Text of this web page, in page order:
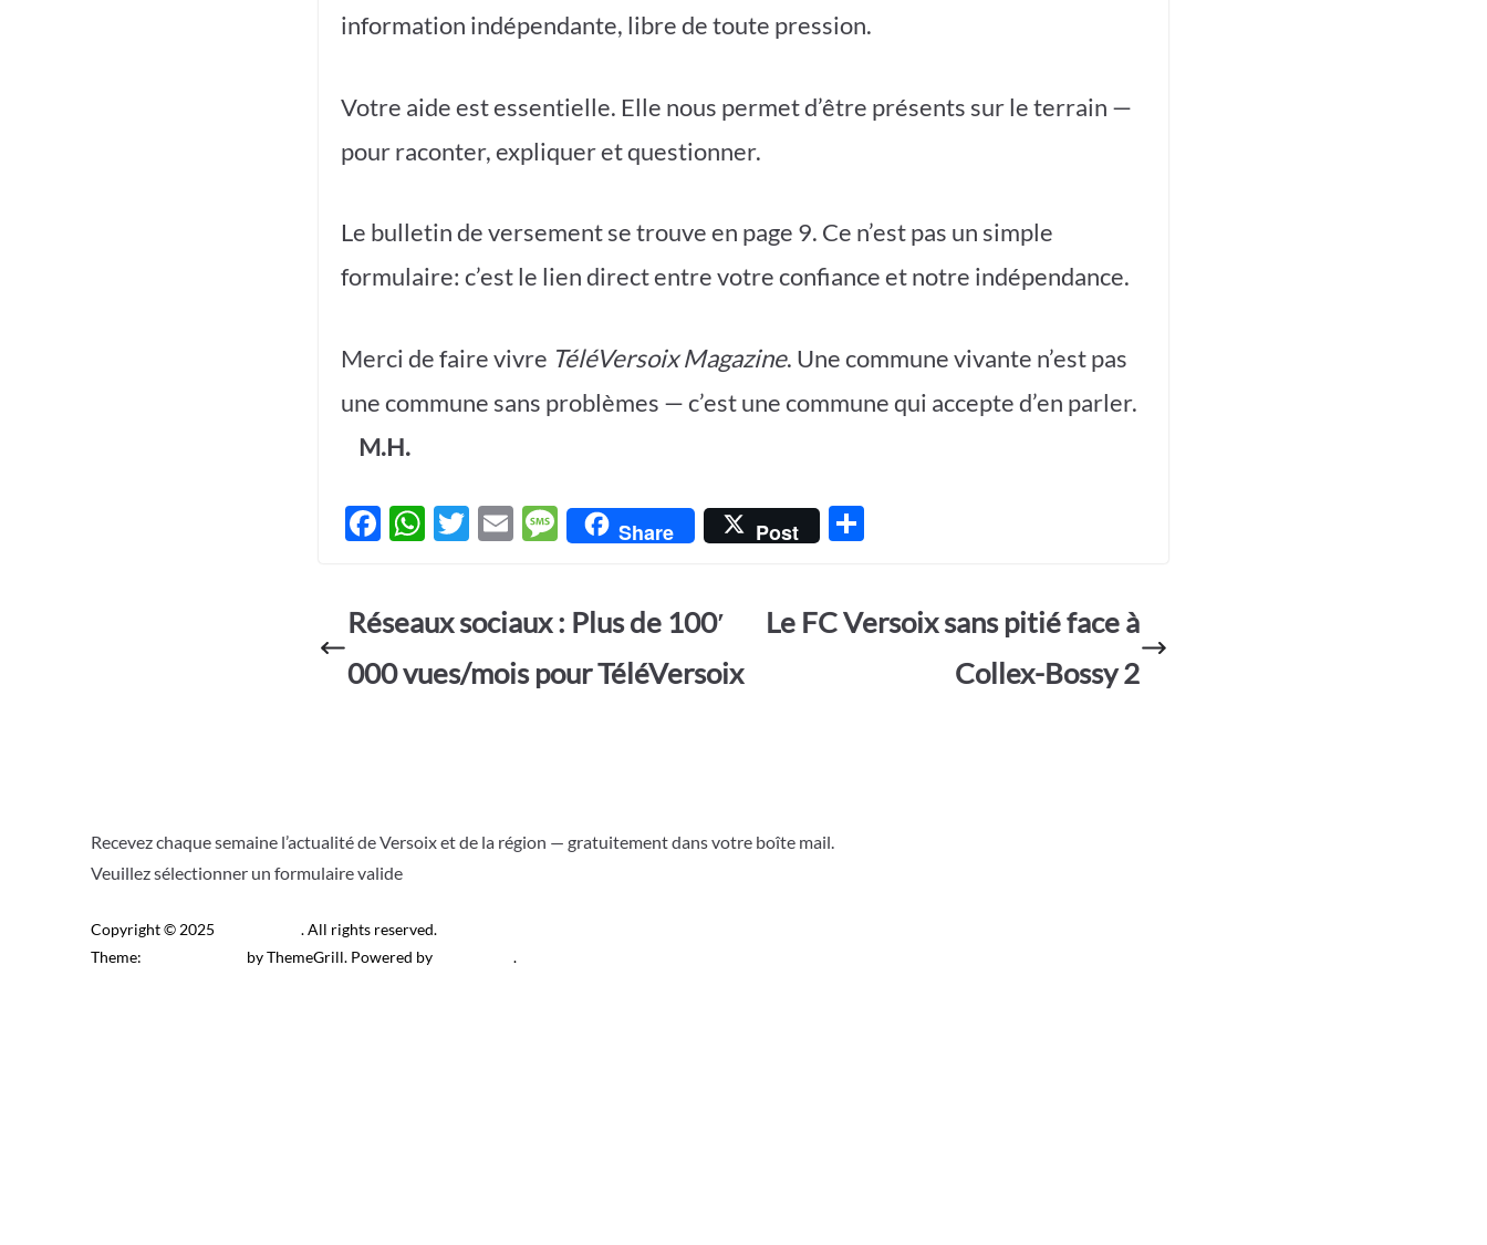
information indépendante, libre de toute pression.
Votre aide est essentielle. Elle nous permet d’être présents sur le terrain —
pour raconter, expliquer et questionner.
Le bulletin de versement se trouve en page 9. Ce n’est pas un simple
formulaire: c’est le lien direct entre votre confiance et notre indépendance.
Merci de faire vivre TéléVersoix Magazine. Une commune vivante n’est pas
une commune sans problèmes — c’est une commune qui accepte d’en parler.
M.H.
F
b
o
W
s
A
T
er
E
M
g
e
Share Post
g
Réseaux sociaux : Plus de 100′
000 vues/mois pour TéléVersoix
Le FC Versoix sans pitié face à
Collex-Bossy 2
Recevez chaque semaine l’actualité de Versoix et de la région — gratuitement dans votre boîte mail.
Veuillez sélectionner un formulaire valide
Copyright © 2025
. All rights reserved.
Theme:
by ThemeGrill. Powered by .